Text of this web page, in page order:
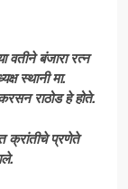
वतीने बंजारा रत्न
स्थानी मा.
राठोड हे होते.
क्रांतीचे प्रणेते